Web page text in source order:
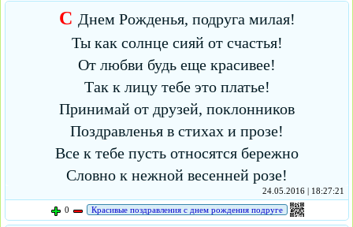
С Днем Рожденья, подруга милая!
Ты как солнце сияй от счастья!
От любви будь еще красивее!
Так к лицу тебе это платье!
Принимай от друзей, поклонников
Поздравленья в стихах и прозе!
Все к тебе пусть относятся бережно
Словно к нежной весенней розе!
24.05.2016 | 18:27:21
0
Красивые поздравления с днем рождения подруге